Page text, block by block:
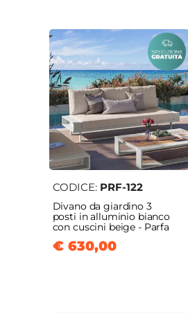
CODICE: PRF-122
Divano da giardino 3
posti in alluminio bianco
con cuscini beige - Parfa
€ 630,00